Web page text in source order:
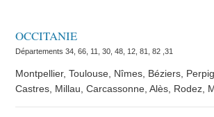
OCCITANIE
Départements 34, 66, 11, 30, 48, 12, 81, 82 ,31
Montpellier, Toulouse, Nîmes, Béziers,
Castres, Millau, Carcassonne, Alès, Rodez,